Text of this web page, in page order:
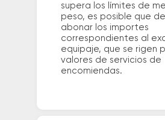
supera los límites de
peso, es posible que
abonar los importes
correspondientes al
equipaje, que se rigen
valores de servicios de
encomiendas.